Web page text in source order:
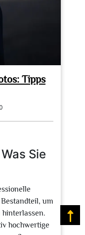
Tipps
Sie
um
hochwertige